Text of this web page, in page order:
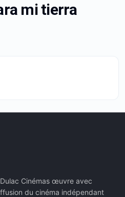
mi tierra
Cinémas œuvre avec
du cinéma indépendant